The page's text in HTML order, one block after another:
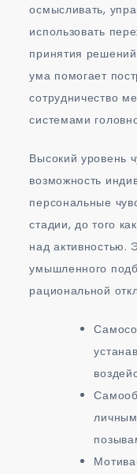
осмысливать,
использовать
принятия
ума помогает
сотрудничество
системами
Высокий уровень
возможность
персональные
стадии, до того
над активностью.
умышленного
рациональной